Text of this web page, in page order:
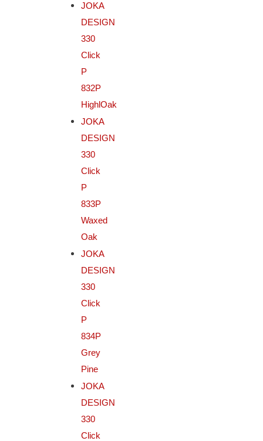
JOKA
DESIGN
330
Click
P
832P
HighlOak
JOKA
DESIGN
330
Click
P
833P
Waxed
Oak
JOKA
DESIGN
330
Click
P
834P
Grey
Pine
JOKA
DESIGN
330
Click